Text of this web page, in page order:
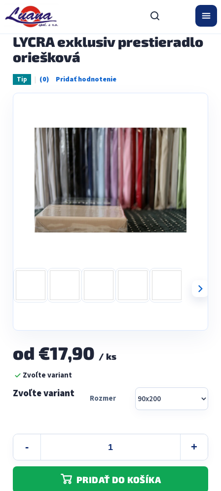
obsah
LYCRA exklusiv prestieradlo
oriešková
Tip
Priemerné
hodnotenie
5
hviezdičiek.
od €17,90 / ks
Jednotková
cena:Zvoľte variant
Rozmer
PRIDAŤ DO KOŠÍKA